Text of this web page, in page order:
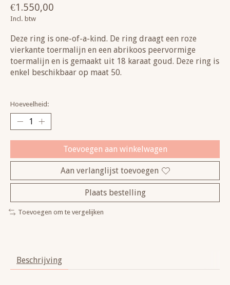
€1.550,00
Incl. btw
Deze ring is one-of-a-kind. De ring draagt een roze
vierkante toermalijn en een abrikoos peervormige
toermalijn en is gemaakt uit 18 karaat goud. Deze ring is
enkel beschikbaar op maat 50.
Hoeveelheid:
Toevoegen aan winkelwagen
Aan verlanglijst toevoegen
Plaats bestelling
Toevoegen om te vergelijken
Beschrijving